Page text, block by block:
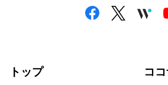
理者 総務部 General
トップ コ